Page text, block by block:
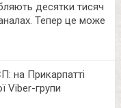
десятки тисяч
Тепер це може
на Прикарпатті
Viber-групи